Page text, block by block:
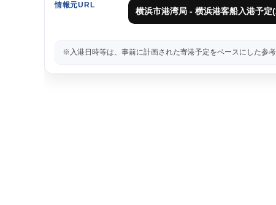
情報元URL
横浜市港湾局 - 横浜港客船入港予定
※入港日時等は、事前に計画された寄港予定をベースにした参